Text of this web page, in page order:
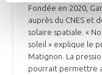
Fondée en 2020,
auprès du CNES et
solaire spatiale. «
soleil » explique le
Matignon. La
pourrait permettre